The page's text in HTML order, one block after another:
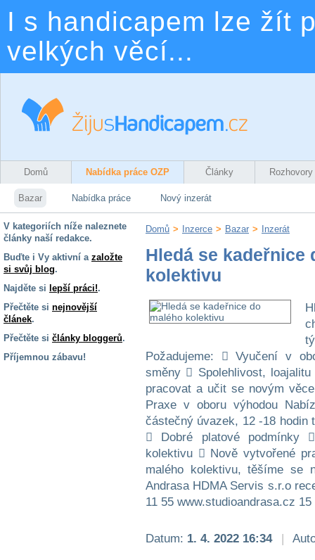
I s handicapem lze žít
velkých věcí...
Domů Nabídka práce OZP Články Rozhovory
Bazar Nabídka práce Nový inzerát
V kategoriích níže naleznete
články naší redakce.
Buďte i Vy aktivní a založte
si svůj blog.
Najděte si lepší práci!.
Přečtěte si nejnovější
článek.
Přečtěte si články bloggerů.
Příjemnou zábavu!
Domů > Inzerce > Bazar > Inzerát
Hledá se kadeřnice
kolektivu
Požadujeme:  Vyučení v
směny  Spolehlivost,
pracovat a učit se novým
Praxe v oboru výhodou
částečný úvazek, 12 -18
 Dobré platové podmínky
kolektivu  Nově vytvořené
malého kolektivu, těšíme se
Andrasa HDMA Servis s.r.o
11 55 www.studioandrasa.cz
Datum: 1. 4. 2022 16:34 |